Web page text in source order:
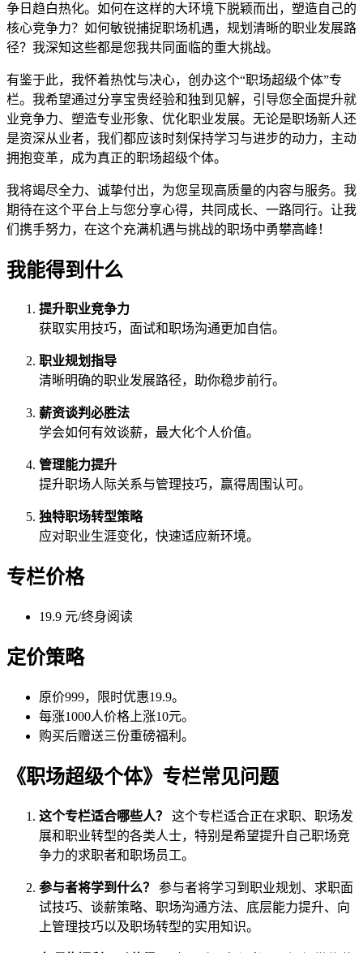
争日趋白热化。如何在这样的大环境下脱颖而出，塑造自己的
核心竞争力？如何敏锐捕捉职场机遇，规划清晰的职业发展路
径？我深知这些都是您我共同面临的重大挑战。
有鉴于此，我怀着热忱与决心，创办这个“职场超级个体”专
栏。我希望通过分享宝贵经验和独到见解，引导您全面提升就
业竞争力、塑造专业形象、优化职业发展。无论是职场新人还
是资深从业者，我们都应该时刻保持学习与进步的动力，主动
拥抱变革，成为真正的职场超级个体。
我将竭尽全力、诚挚付出，为您呈现高质量的内容与服务。我
期待在这个平台上与您分享心得，共同成长、一路同行。让我
们携手努力，在这个充满机遇与挑战的职场中勇攀高峰！
我能得到什么
提升职业竞争力
获取实用技巧，面试和职场沟通更加自信。
职业规划指导
清晰明确的职业发展路径，助你稳步前行。
薪资谈判必胜法
学会如何有效谈薪，最大化个人价值。
管理能力提升
提升职场人际关系与管理技巧，赢得周围认可。
独特职场转型策略
应对职业生涯变化，快速适应新环境。
专栏价格
19.9 元/终身阅读
定价策略
原价999，限时优惠19.9。
每涨1000人价格上涨10元。
购买后赠送三份重磅福利。
《职场超级个体》专栏常见问题
这个专栏适合哪些人？
这个专栏适合正在求职、职场发
展和职业转型的各类人士，特别是希望提升自己职场竞
争力的求职者和职场员工。
参与者将学到什么？
参与者将学习到职业规划、求职面
试技巧、谈薪策略、职场沟通方法、底层能力提升、向
上管理技巧以及职场转型的实用知识。